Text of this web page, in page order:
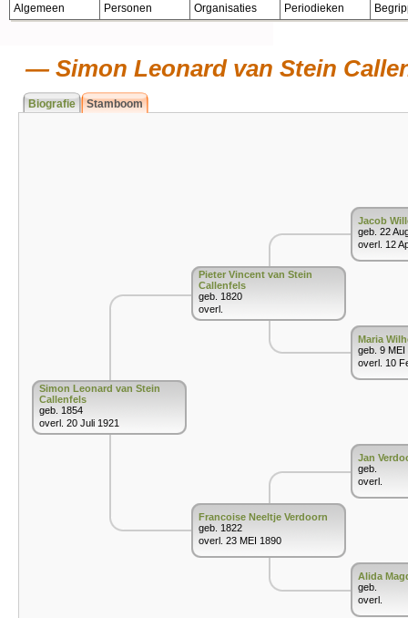
Algemeen Personen Organisaties Periodieken
Simon Leonard van Stein
Biografie Stamboom
Simon Leonard van Stein
Callenfels
geb. 1854
overl. 20 Juli 1921
Pieter Vincent van Stein
Callenfels
geb. 1820
overl.
Francoise Neeltje Verdoorn
geb. 1822
overl. 23 MEI 1890
Jacob
geb. 22
overl. 12
Maria
geb. 9 MEI
overl. 10
Jan
geb.
overl.
Alida
geb.
overl.